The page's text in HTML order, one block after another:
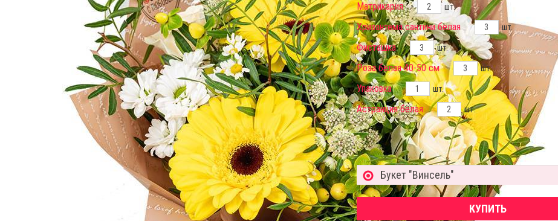
Матрикария шт.
Хризантема сантини белая шт.
Фисташка шт.
Роза белая 40-50 см шт.
Упаковка шт.
Астранция белая шт.
Букет "Винсель"
КУПИТЬ